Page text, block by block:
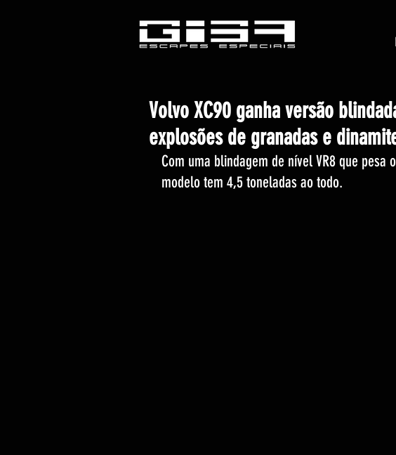
Volvo XC90 ganha versão
explosões de granadas e
Com uma blindagem de nível VR8 que pesa
modelo tem 4,5 toneladas ao todo.